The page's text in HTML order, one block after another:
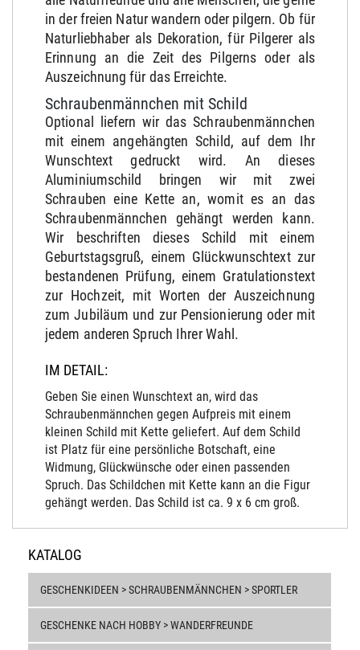
in der freien Natur wandern oder pilgern. Ob für
Naturliebhaber als Dekoration, für Pilgerer als
Erinnung an die Zeit des Pilgerns oder als
Auszeichnung für das Erreichte.
Schraubenmännchen mit Schild
Optional liefern wir das Schraubenmännchen
mit einem angehängten Schild, auf dem Ihr
Wunschtext gedruckt wird. An dieses
Aluminiumschild bringen wir mit zwei
Schrauben eine Kette an, womit es an das
Schraubenmännchen gehängt werden kann.
Wir beschriften dieses Schild mit einem
Geburtstagsgruß, einem Glückwunschtext zur
bestandenen Prüfung, einem Gratulationstext
zur Hochzeit, mit Worten der Auszeichnung
zum Jubiläum und zur Pensionierung oder mit
jedem anderen Spruch Ihrer Wahl.
IM DETAIL:
Geben Sie einen Wunschtext an, wird das
Schraubenmännchen gegen Aufpreis mit einem
kleinen Schild mit Kette geliefert. Auf dem Schild
ist Platz für eine persönliche Botschaft, eine
Widmung, Glückwünsche oder einen passenden
Spruch. Das Schildchen mit Kette kann an die Figur
gehängt werden. Das Schild ist ca. 9 x 6 cm groß.
KATALOG
GESCHENKIDEEN > SCHRAUBENMÄNNCHEN > SPORTLER
GESCHENKE NACH HOBBY > WANDERFREUNDE